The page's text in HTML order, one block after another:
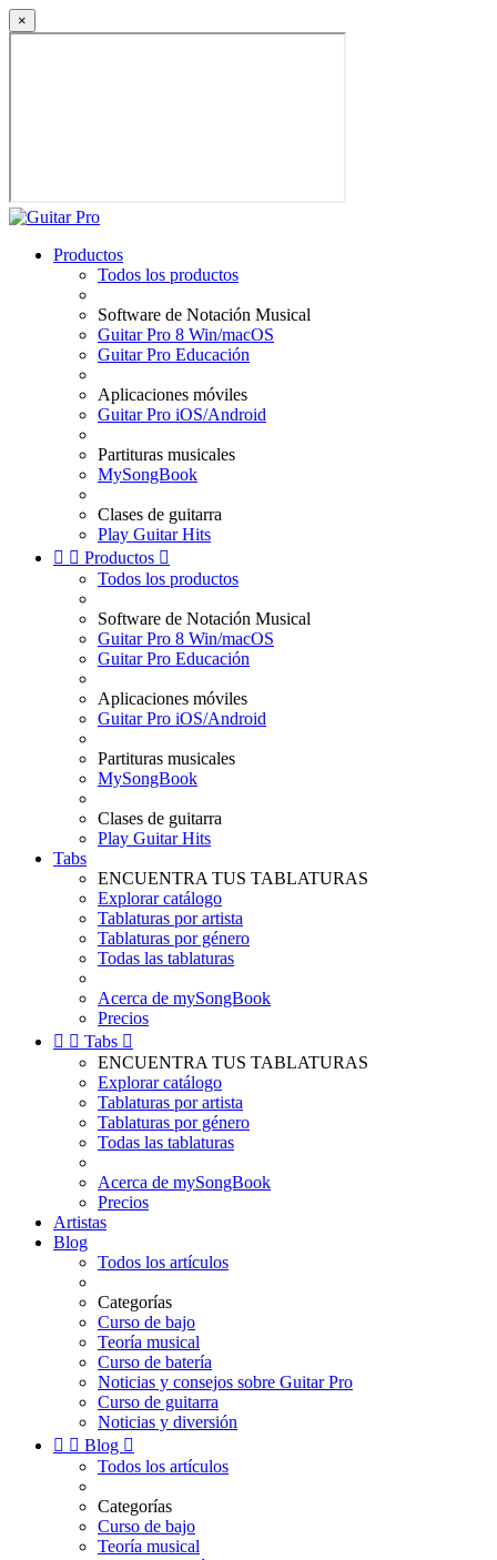
×
Productos
Todos los productos
Software de Notación Musical
Guitar Pro 8 Win/macOS
Guitar Pro Educación
Aplicaciones móviles
Guitar Pro iOS/Android
Partituras musicales
MySongBook
Clases de guitarra
Play Guitar Hits
  Productos 
Todos los productos
Software de Notación Musical
Guitar Pro 8 Win/macOS
Guitar Pro Educación
Aplicaciones móviles
Guitar Pro iOS/Android
Partituras musicales
MySongBook
Clases de guitarra
Play Guitar Hits
Tabs
ENCUENTRA TUS TABLATURAS
Explorar catálogo
Tablaturas por artista
Tablaturas por género
Todas las tablaturas
Acerca de mySongBook
Precios
  Tabs 
ENCUENTRA TUS TABLATURAS
Explorar catálogo
Tablaturas por artista
Tablaturas por género
Todas las tablaturas
Acerca de mySongBook
Precios
Artistas
Blog
Todos los artículos
Categorías
Curso de bajo
Teoría musical
Curso de batería
Noticias y consejos sobre Guitar Pro
Curso de guitarra
Noticias y diversión
  Blog 
Todos los artículos
Categorías
Curso de bajo
Teoría musical